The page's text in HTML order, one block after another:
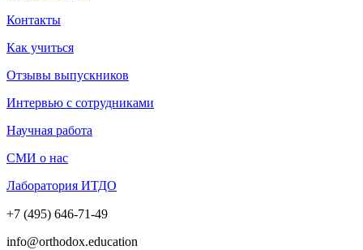
Контакты
Как учиться
Отзывы выпускников
Интервью с сотрудниками
Научная работа
СМИ о нас
Лаборатория ИТДО
+7 (495) 646-71-49
info@orthodox.education